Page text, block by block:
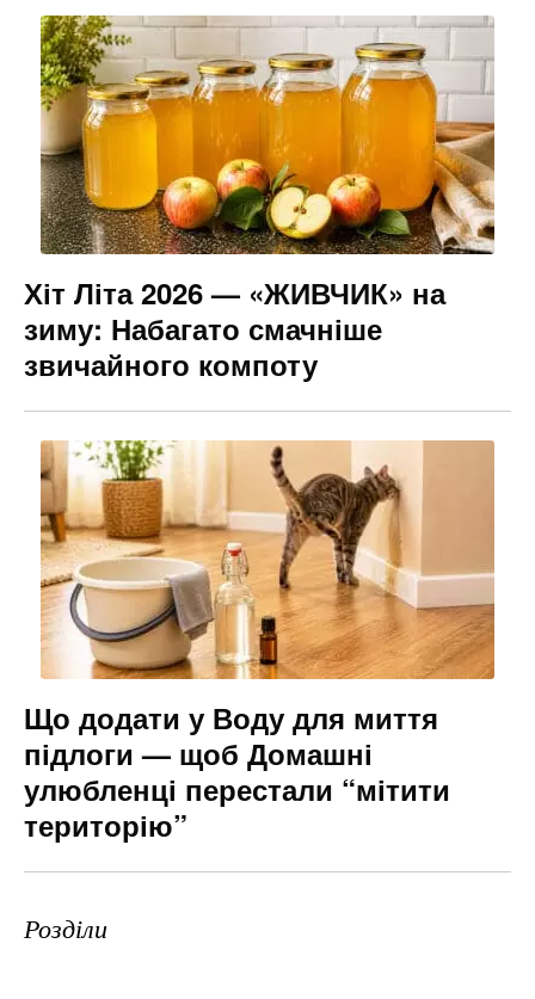
Хіт Літа 2026 — «ЖИВЧИК» на
зиму: Набагато смачніше
звичайного компоту
Що додати у Воду для миття
підлоги — щоб Домашні
улюбленці перестали “мітити
територію”
Розділи